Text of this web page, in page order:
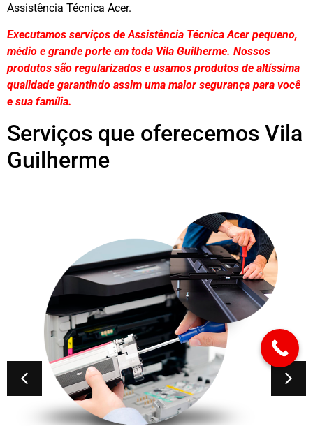
Assistência Técnica Acer.
Executamos serviços de Assistência Técnica Acer pequeno,
médio e grande porte em toda Vila Guilherme. Nossos
produtos são regularizados e usamos produtos de altíssima
qualidade garantindo assim uma maior segurança para você
e sua família.
Serviços que oferecemos Vila
Guilherme